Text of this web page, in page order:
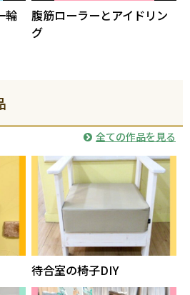
輪
腹筋ローラーとアイドリン
グ
全ての作品を見る
待合室の椅子DIY